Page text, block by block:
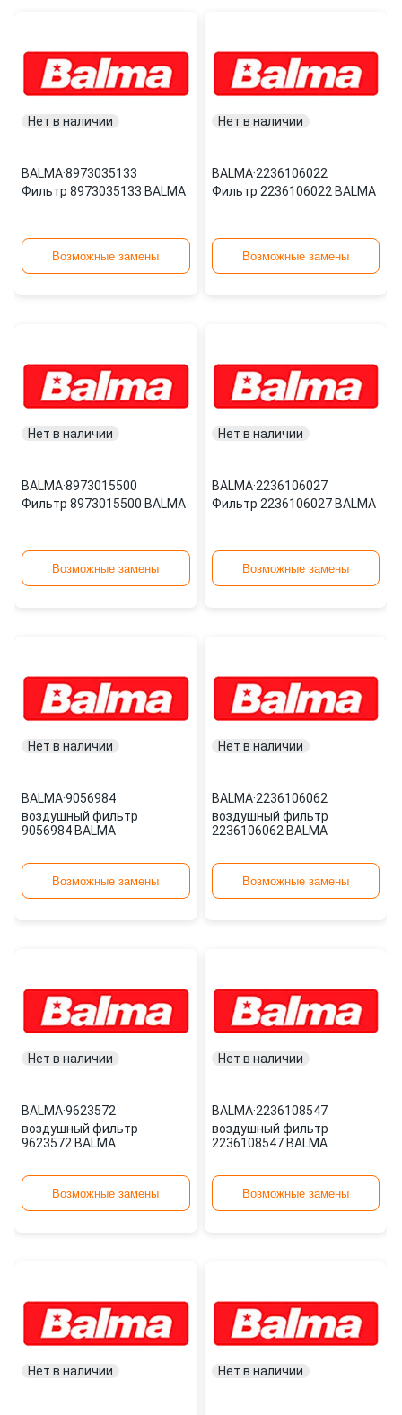
Нет в наличии
BALMA·8973035133
Фильтр 8973035133 BALMA
Возможные замены
Нет в наличии
BALMA·2236106022
Фильтр 2236106022 BALMA
Возможные замены
Нет в наличии
BALMA·8973015500
Фильтр 8973015500 BALMA
Возможные замены
Нет в наличии
BALMA·2236106027
Фильтр 2236106027 BALMA
Возможные замены
Нет в наличии
BALMA·9056984
воздушный фильтр
9056984 BALMA
Возможные замены
Нет в наличии
BALMA·2236106062
воздушный фильтр
2236106062 BALMA
Возможные замены
Нет в наличии
BALMA·9623572
воздушный фильтр
9623572 BALMA
Возможные замены
Нет в наличии
BALMA·2236108547
воздушный фильтр
2236108547 BALMA
Возможные замены
Нет в наличии Нет в наличии